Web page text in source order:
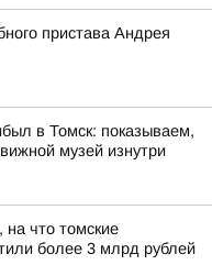
пристава Андрея
в Томск: показываем,
музей изнутри
на что томские
более 3 млрд рублей